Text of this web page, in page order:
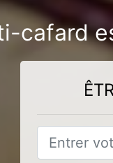
cafard